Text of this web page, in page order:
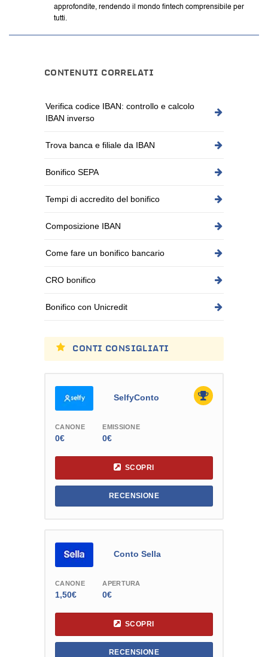
approfondite, rendendo il mondo fintech comprensibile per
tutti.
CONTENUTI CORRELATI
Verifica codice IBAN: controllo e calcolo
IBAN inverso
Trova banca e filiale da IBAN
Bonifico SEPA
Tempi di accredito del bonifico
Composizione IBAN
Come fare un bonifico bancario
CRO bonifico
Bonifico con Unicredit
CONTI CONSIGLIATI
SelfyConto
CANONE
0€
EMISSIONE
0€
SCOPRI
RECENSIONE
Conto Sella
CANONE
1,50€
APERTURA
0€
SCOPRI
RECENSIONE